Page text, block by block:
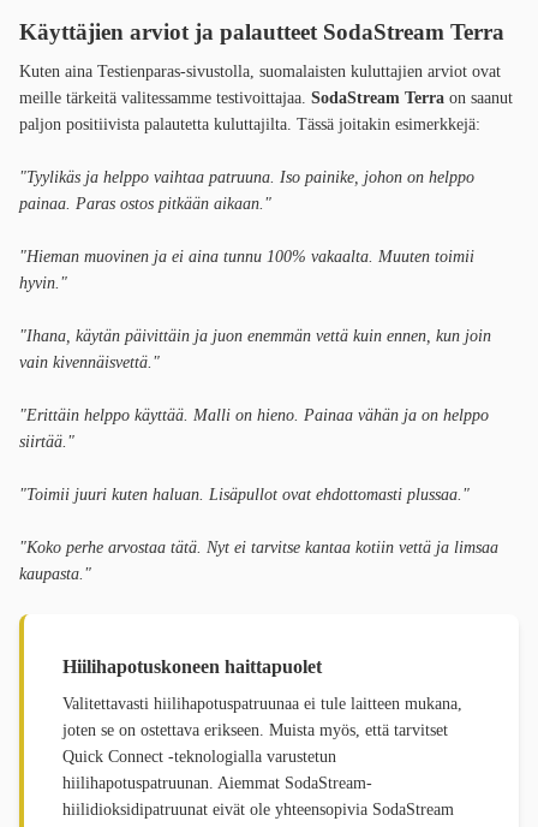
Käyttäjien arviot ja palautteet SodaStream Terra
Kuten aina Testienparas-sivustolla, suomalaisten kuluttajien arviot ovat
meille tärkeitä valitessamme testivoittajaa. SodaStream Terra on saanut
paljon positiivista palautetta kuluttajilta. Tässä joitakin esimerkkejä:
"Tyylikäs ja helppo vaihtaa patruuna. Iso painike, johon on helppo
painaa. Paras ostos pitkään aikaan."
"Hieman muovinen ja ei aina tunnu 100% vakaalta. Muuten toimii
hyvin."
"Ihana, käytän päivittäin ja juon enemmän vettä kuin ennen, kun join
vain kivennäisvettä."
"Erittäin helppo käyttää. Malli on hieno. Painaa vähän ja on helppo
siirtää."
"Toimii juuri kuten haluan. Lisäpullot ovat ehdottomasti plussaa."
"Koko perhe arvostaa tätä. Nyt ei tarvitse kantaa kotiin vettä ja limsaa
kaupasta."
Hiilihapotuskoneen haittapuolet
Valitettavasti hiilihapotuspatruunaa ei tule laitteen mukana,
joten se on ostettava erikseen. Muista myös, että tarvitset
Quick Connect -teknologialla varustetun
hiilihapotuspatruunan. Aiemmat SodaStream-
hiilidioksidipatruunat eivät ole yhteensopivia SodaStream